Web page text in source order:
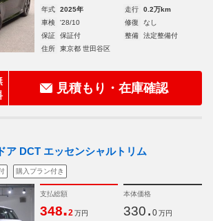
年式 2025年 走行
0.2万km
車検
'28/10 修復
なし
保証
保証付 整備
法定整備付
住所
東京都 世田谷区
見積もり・在庫確認
ア DCT エッセンシャルトリム
購入プラン付き
支払総額
348.2 万円
本体価格
330. 0 万円